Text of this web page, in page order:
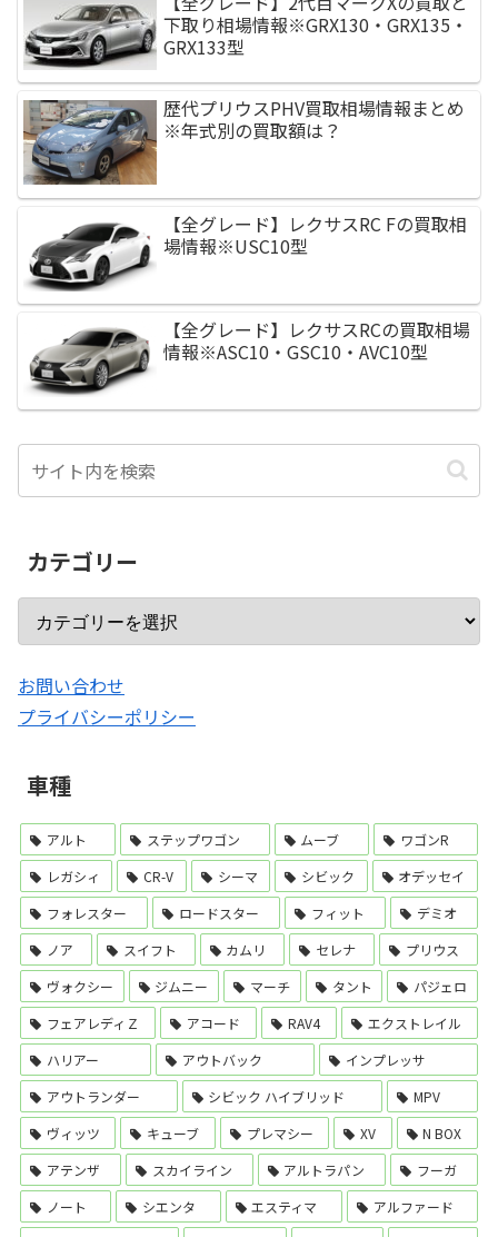
下取り相場情報※GRX130・GRX135・
GRX133型
歴代プリウスPHV買取相場情報まとめ
※年式別の買取額は？
【全グレード】レクサスRC Fの買取相
場情報※USC10型
【全グレード】レクサスRCの買取相場
情報※ASC10・GSC10・AVC10型
カテゴリー
お問い合わせ
プライバシーポリシー
車種
アルト ステップワゴン ムーブ
ワゴンR
レガシィ
CR-V シーマ シビック
オデッセイ
フォレスター
ロードスター フィット
デミオ
ノア
スイフト カムリ セレナ
プリウス
ヴォクシー
ジムニー マーチ タント
パジェロ
フェアレディＺ
アコード RAV4
エクストレイル
ハリアー
アウトバック
インプレッサ
アウトランダー
シビック ハイブリッド
MPV
ヴィッツ
キューブ プレマシー XV
N BOX
アテンザ
スカイライン アルトラパン
フーガ
ノート
シエンタ エスティマ
アルファード